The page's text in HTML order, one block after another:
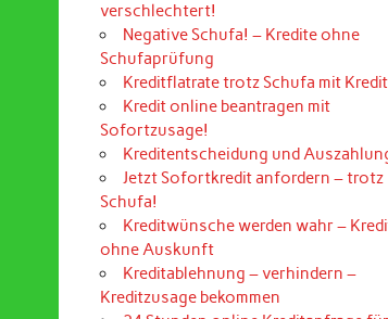
verschlechtert!
Negative Schufa! – Kredite ohne
Schufaprüfung
Kreditflatrate trotz Schufa mit
Kredit online beantragen mit
Sofortzusage!
Kreditentscheidung und
Jetzt Sofortkredit anfordern – trotz
Schufa!
Kreditwünsche werden wahr –
ohne Auskunft
Kreditablehnung – verhindern –
Kreditzusage bekommen